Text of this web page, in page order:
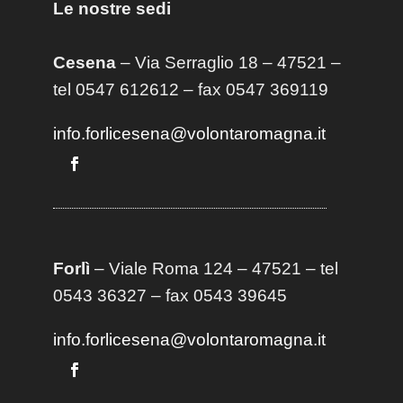
Le nostre sedi
Cesena– Via Serraglio 18 – 47521 –
tel 0547 612612 – fax 0547 369119
info.forlicesena@volontaromagna.it
Forlì – Viale Roma 124 – 47521 – tel
0543 36327 – fax 0543 39645
info.forlicesena@volontaromagna.it